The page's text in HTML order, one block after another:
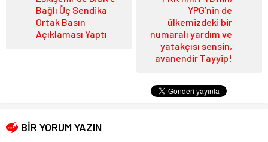
Bağlı Üç Sendika
Ortak Basın
Açıklaması Yaptı
YPG’nin de
ülkemizdeki bir
numaralı yardım ve
yatakçısı sensin,
avanendir Tayyip!
BİR YORUM YAZIN